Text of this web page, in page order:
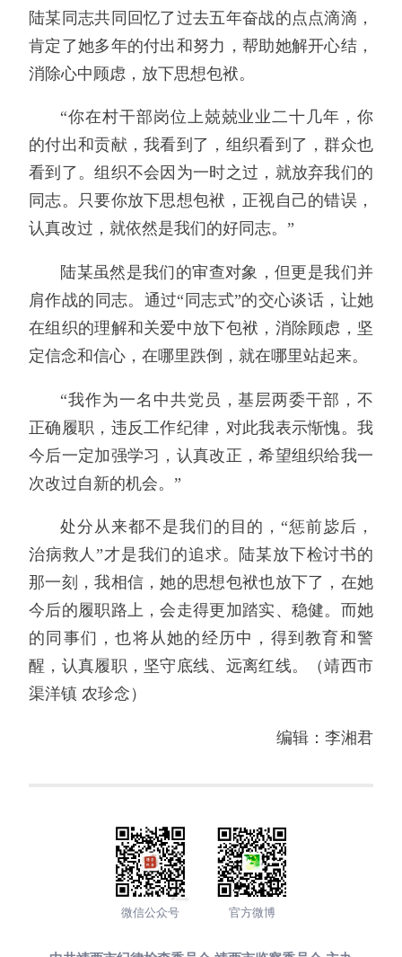
陆某同志共同回忆了过去五年奋战的点点滴滴，
肯定了她多年的付出和努力，帮助她解开心结，
消除心中顾虑，放下思想包袱。
“你在村干部岗位上兢兢业业二十几年，你
的付出和贡献，我看到了，组织看到了，群众也
看到了。组织不会因为一时之过，就放弃我们的
同志。只要你放下思想包袱，正视自己的错误，
认真改过，就依然是我们的好同志。”
陆某虽然是我们的审查对象，但更是我们并
肩作战的同志。通过“同志式”的交心谈话，让她
在组织的理解和关爱中放下包袱，消除顾虑，坚
定信念和信心，在哪里跌倒，就在哪里站起来。
“我作为一名中共党员，基层两委干部，不
正确履职，违反工作纪律，对此我表示惭愧。我
今后一定加强学习，认真改正，希望组织给我一
次改过自新的机会。”
处分从来都不是我们的目的，“惩前毖后，
治病救人”才是我们的追求。陆某放下检讨书的
那一刻，我相信，她的思想包袱也放下了，在她
今后的履职路上，会走得更加踏实、稳健。而她
的同事们，也将从她的经历中，得到教育和警
醒，认真履职，坚守底线、远离红线。（靖西市
渠洋镇 农珍念）
编辑：李湘君
微信公众号 官方微博